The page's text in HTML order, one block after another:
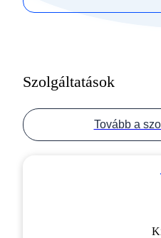
Szolgáltatások
Tovább a